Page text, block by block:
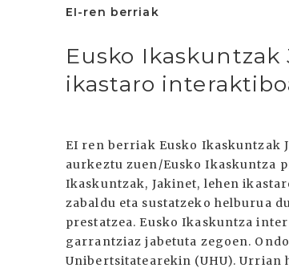
EI-ren berriak
Eusko
ikastaro
EI ren berriak Eusko Ikaskuntzak
aurkeztu zuen/Eusko Ikaskuntza
Ikaskuntzak, Jakinet, lehen
zabaldu eta sustatzeko helburua
prestatzea. Eusko Ikaskuntza
garrantziaz jabetuta zegoen.
Unibertsitatearekin (UHU). Urrian